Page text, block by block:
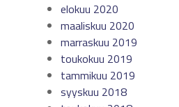
elokuu 2020
maaliskuu 2020
marraskuu 2019
toukokuu 2019
tammikuu 2019
syyskuu 2018